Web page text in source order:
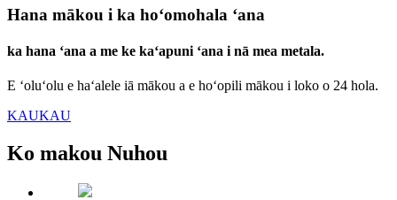
Hana mākou i ka hoʻomohala ʻana
ka hana ʻana a me ke kaʻapuni ʻana i nā mea metala.
E ʻoluʻolu e haʻalele iā mākou a e hoʻopili mākou i loko o 24 hola.
KAUKAU
Ko makou Nuhou